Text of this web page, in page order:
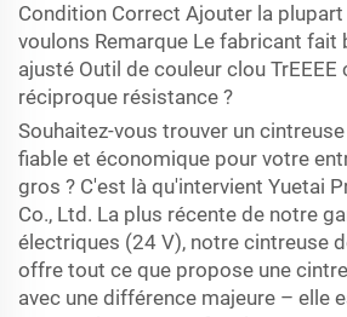
Condition Correct Ajouter la
voulons Remarque Le fabricant fait
ajusté Outil de couleur clou
réciproque résistance ?
Souhaitez-vous trouver un
fiable et économique pour votre
gros ? C'est là qu'intervient Yuetai
Co., Ltd. La plus récente de notre
électriques (24 V), notre cintreuse
offre tout ce que propose une
avec une différence majeure – elle